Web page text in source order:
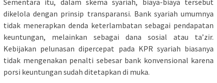
Sementara itu, dalam skema syariah, biaya-biaya tersebut
dikelola dengan prinsip transparansi. Bank syariah umumnya
tidak menerapkan denda keterlambatan sebagai pendapatan
keuntungan, melainkan sebagai dana sosial atau ta’zir.
Kebijakan pelunasan dipercepat pada KPR syariah biasanya
tidak mengenakan penalti sebesar bank konvensional karena
porsi keuntungan sudah ditetapkan di muka.